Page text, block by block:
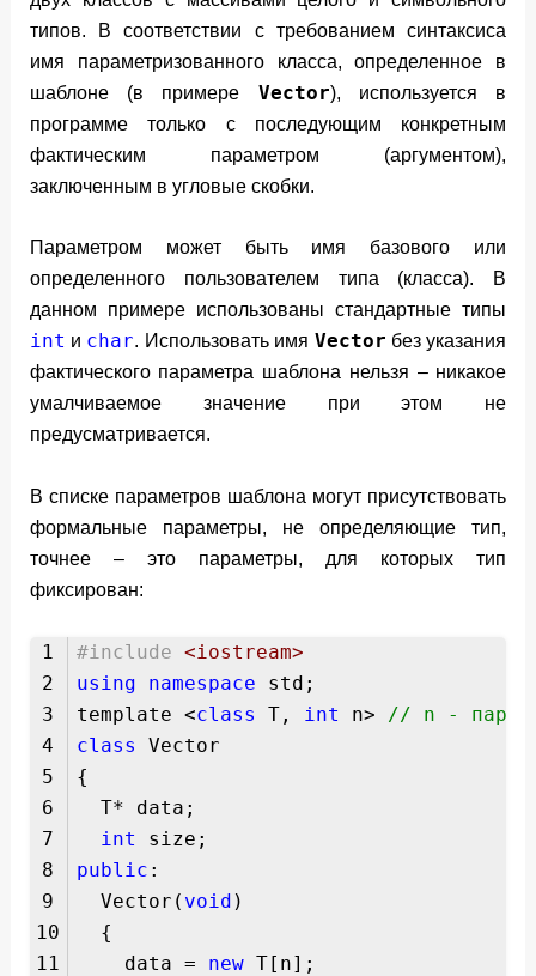
типов. В соответствии с требовани­ем синтаксиса
имя параметризованного класса, определенное в
шаблоне (в примере Vector), используется в
программе только с последующим конкретным
фактическим пара­метром (аргументом),
заключенным в угловые скобки.
Параметром может быть имя базового или
определенного пользователем типа (класса). В
данном примере использованы стан­дартные типы
int и char. Использовать имя Vector без указания
фактического параметра шаблона нельзя – никакое
умалчиваемое значение при этом не
предусматривается.
В списке параметров шаблона могут присутствовать
формальные параметры, не определяющие тип,
точнее – это параметры, для которых тип
фиксирован:
1
2
3
4
5
6
7
8
9
10
11
#include
<iostream>
using
namespace std;
template <class T, int n> // n -
class
Vector
{
T* data;
int
size;
public :
Vector( void )
{
data = new T[n];